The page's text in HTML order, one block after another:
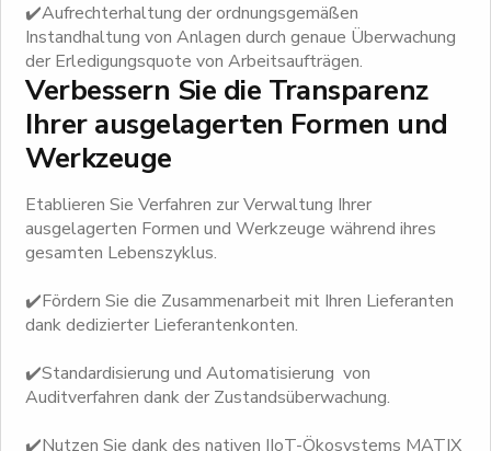
✔️Aufrechterhaltung der ordnungsgemäßen
Instandhaltung von Anlagen durch genaue Überwachung
der Erledigungsquote von Arbeitsaufträgen.
Verbessern Sie die Transparenz
Ihrer ausgelagerten Formen und
Werkzeuge
Etablieren Sie Verfahren zur Verwaltung Ihrer
ausgelagerten Formen und Werkzeuge während ihres
gesamten Lebenszyklus.
✔️Fördern Sie die Zusammenarbeit mit Ihren Lieferanten
dank dedizierter Lieferantenkonten.
✔️Standardisierung und Automatisierung von
Auditverfahren dank der Zustandsüberwachung.
✔️Nutzen Sie dank des nativen IIoT-Ökosystems MATIX